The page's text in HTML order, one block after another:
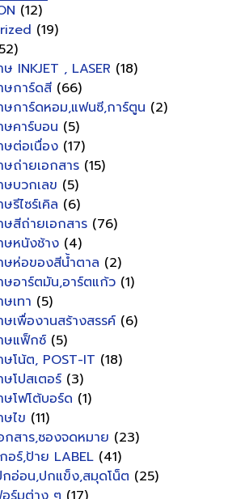
(12)
(19)
ษ INKJET , LASER (18)
ษการ์ดสี (66)
ษการ์ดหอม,แฟนซี,การ์ตูน (2)
ษคาร์บอน (5)
ษต่อเนื่อง (17)
ษถ่ายเอกสาร (15)
ษบวกเลข (5)
รีไซร์เคิล (6)
ษสีถ่ายเอกสาร (76)
ษหนังช้าง (4)
ษห่อของสีน้ำตาล (2)
ษอาร์ตมัน,อาร์ตแก้ว (1)
ษเทา (5)
ษเพื่องานสร้างสรรค์ (6)
ษแฟ็กซ์ (5)
ษโน้ต, POST-IT (18)
ษโปสเตอร์ (3)
ษโฟโต้บอร์ด (1)
ษไข (11)
กสาร,ซองจดหมาย (23)
อร์,ป้าย LABEL (41)
อ่อน,ปกแข็ง,สมุดโน็ต (25)